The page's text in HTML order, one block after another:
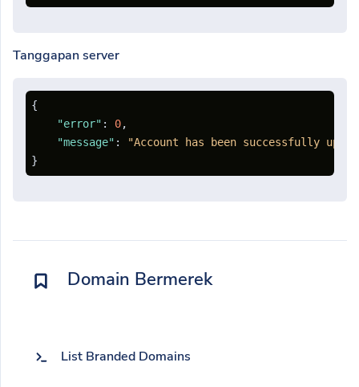
Tanggapan server
{
"error" : 0,
"message" :
"Account has been successfully
}
Domain Bermerek
List Branded Domains